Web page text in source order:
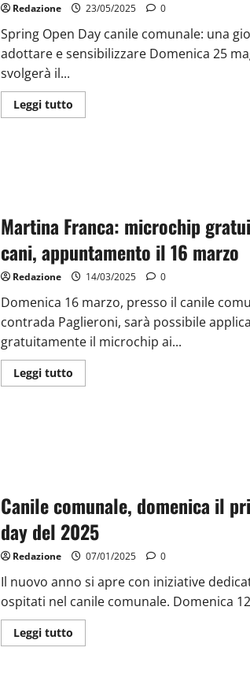
Redazione 23/05/2025 0
Spring Open Day canile comunale: una
adottare e sensibilizzare Domenica 25
svolgerà il...
Leggi tutto
Martina Franca: microchip
cani, appuntamento il 16 marzo
Redazione 14/03/2025 0
Domenica 16 marzo, presso il canile
contrada Paglieroni, sarà possibile
gratuitamente il microchip ai...
Leggi tutto
Canile comunale, domenica il
day del 2025
Redazione 07/01/2025 0
Il nuovo anno si apre con iniziative
ospitati nel canile comunale. Domenica
Leggi tutto